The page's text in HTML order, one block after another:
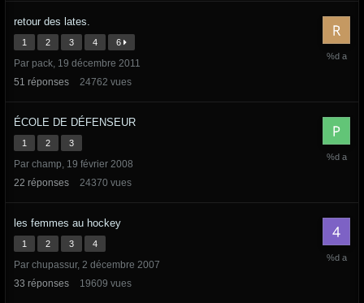
retour des lates.
1 2 3 4 6
Par pack, 19 décembre 2011
51 réponses 24762 vues
2
ÉCOLE DE DÉFENSEUR
1 2 3
Par champ, 19 février 2008
22 réponses 24370 vues
7
les femmes au hockey
1 2 3 4
Par chupassur, 2 décembre 2007
33 réponses 19609 vues
5